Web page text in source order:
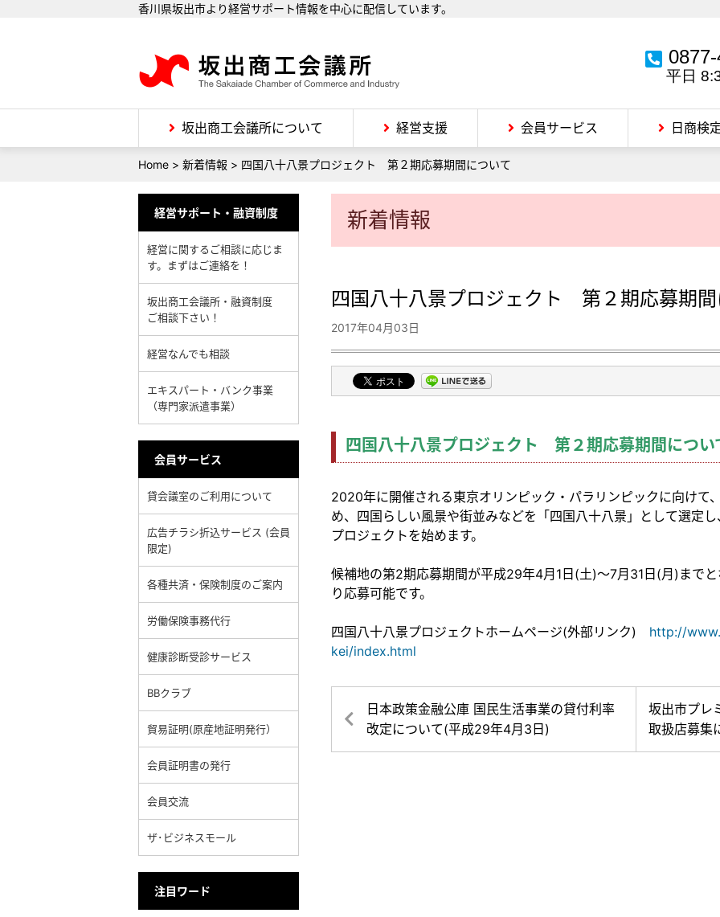
香川県坂出市より経営サポート情報を中心に配信しています。
平日
坂出商工会議所について 経営支援 会員サービス 日商検
Home > 新着情報 > 四国八十八景プロジェクト 第２期応募期間について
新着情報
四国八十八景プロジェクト 第２期応募期間
2017年04月03日
四国八十八景プロジェクト 第２期応募期間につい
2020年に開催される東京オリンピック・パラリンピックに向けて
め、四国らしい風景や街並みなどを「四国八十八景」として選定
プロジェクトを始めます。
候補地の第2期応募期間が平成29年4月1日(土)～7月31日(月)まで
り応募可能です。
四国八十八景プロジェクトホームページ(外部リンク) http://
kei/index.html
日本政策金融公庫 国民生活事業の貸付利率
改定について(平成29年4月3日)
坂出市プレ
取扱店募集
経営サポート・融資制度
経営に関するご相談に応じま
す。まずはご連絡を！
坂出商工会議所・融資制度
ご相談下さい！
経営なんでも相談
エキスパート・バンク事業
（専門家派遣事業）
会員サービス
貸会議室のご利用について
広告チラシ折込サービス (会員
限定)
各種共済・保険制度のご案内
労働保険事務代行
健康診断受診サービス
BBクラブ
貿易証明(原産地証明発行）
会員証明書の発行
会員交流
ザ･ビジネスモール
注目ワード